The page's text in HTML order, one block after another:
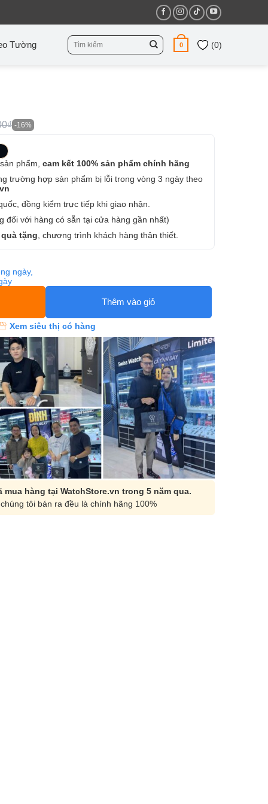
Tường
Tìm
kiếm:
0 (0)
-16%
phẩm, cam kết 100% sản phẩm chính hãng
trường hợp sản phẩm bị lỗi trong vòng 3 ngày theo
đồng kiểm trực tiếp khi giao nhận.
đối với hàng có sẵn tại cửa hàng gần nhất)
tặng , chương trình khách hàng thân thiết.
ngày,
Thêm vào giỏ
Xem siêu thị có hàng
mua hàng tại WatchStore.vn trong 5 năm qua.
tôi bán ra đều là chính hãng 100%